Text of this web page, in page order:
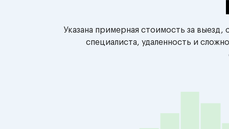
Указана примерная стоимость за
специалиста, удаленность и